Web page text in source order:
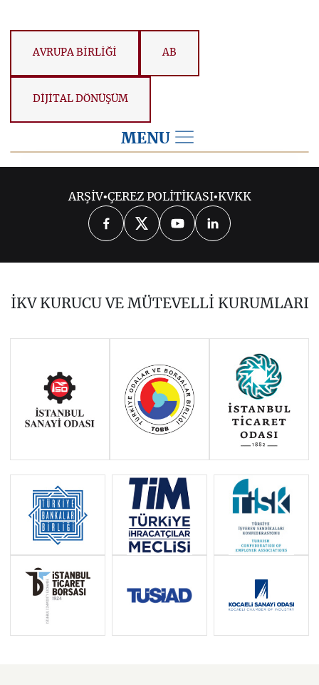
AVRUPA BİRLİĞİ AB
DİJİTAL DÖNÜŞÜM
MENU
2025 2024 2023
2022 2021 2020
ARŞİV•ÇEREZ POLİTİKASI•KVKK
İKV KURUCU VE MÜTEVELLİ KURUMLARI